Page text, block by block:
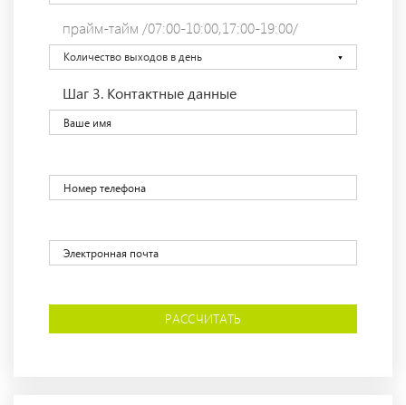
прайм-тайм /07:00-10:00,17:00-19:00/
Количество выходов в день
Шаг 3.Контактные данные
РАССЧИТАТЬ